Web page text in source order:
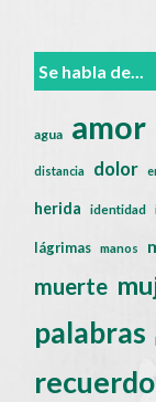
Se habla de...
agua amor
distancia dolor
herida identidad
lágrimas manos
muerte
palabras
recuerdo